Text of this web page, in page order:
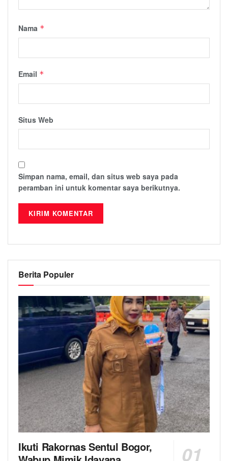
Nama *
Email *
Situs Web
Simpan nama, email, dan situs web saya pada
peramban ini untuk komentar saya berikutnya.
Berita Populer
Ikuti Rakornas Sentul Bogor,